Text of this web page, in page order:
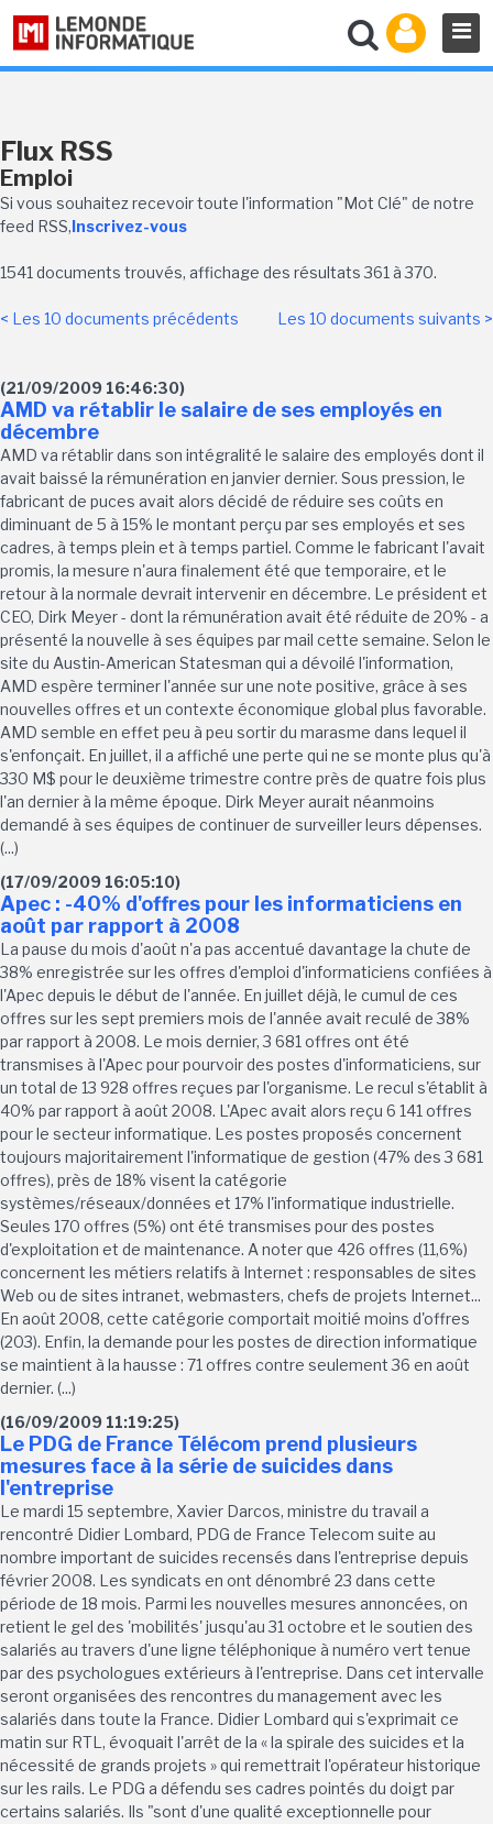
Flux RSS
Emploi
Si vous souhaitez recevoir toute l'information "Mot Clé" de notre
feed RSS,Inscrivez-vous
1541 documents trouvés, affichage des résultats 361 à 370.
< Les 10 documents précédents Les 10 documents suivants >
(21/09/2009 16:46:30)
AMD va rétablir le salaire de ses employés en
décembre
AMD va rétablir dans son intégralité le salaire des employés dont il
avait baissé la rémunération en janvier dernier. Sous pression, le
fabricant de puces avait alors décidé de réduire ses coûts en
diminuant de 5 à 15% le montant perçu par ses employés et ses
cadres, à temps plein et à temps partiel. Comme le fabricant l'avait
promis, la mesure n'aura finalement été que temporaire, et le
retour à la normale devrait intervenir en décembre. Le président et
CEO, Dirk Meyer - dont la rémunération avait été réduite de 20% - a
présenté la nouvelle à ses équipes par mail cette semaine. Selon le
site du Austin-American Statesman qui a dévoilé l'information,
AMD espère terminer l'année sur une note positive, grâce à ses
nouvelles offres et un contexte économique global plus favorable.
AMD semble en effet peu à peu sortir du marasme dans lequel il
s'enfonçait. En juillet, il a affiché une perte qui ne se monte plus qu'à
330 M$ pour le deuxième trimestre contre près de quatre fois plus
l'an dernier à la même époque. Dirk Meyer aurait néanmoins
demandé à ses équipes de continuer de surveiller leurs dépenses.
(...)
(17/09/2009 16:05:10)
Apec : -40% d'offres pour les informaticiens en
août par rapport à 2008
La pause du mois d'août n'a pas accentué davantage la chute de
38% enregistrée sur les offres d'emploi d'informaticiens confiées à
l'Apec depuis le début de l'année. En juillet déjà, le cumul de ces
offres sur les sept premiers mois de l'année avait reculé de 38%
par rapport à 2008. Le mois dernier, 3 681 offres ont été
transmises à l'Apec pour pourvoir des postes d'informaticiens, sur
un total de 13 928 offres reçues par l'organisme. Le recul s'établit à
40% par rapport à août 2008. L'Apec avait alors reçu 6 141 offres
pour le secteur informatique. Les postes proposés concernent
toujours majoritairement l'informatique de gestion (47% des 3 681
offres), près de 18% visent la catégorie
systèmes/réseaux/données et 17% l'informatique industrielle.
Seules 170 offres (5%) ont été transmises pour des postes
d'exploitation et de maintenance. A noter que 426 offres (11,6%)
concernent les métiers relatifs à Internet : responsables de sites
Web ou de sites intranet, webmasters, chefs de projets Internet...
En août 2008, cette catégorie comportait moitié moins d'offres
(203). Enfin, la demande pour les postes de direction informatique
se maintient à la hausse : 71 offres contre seulement 36 en août
dernier. (...)
(16/09/2009 11:19:25)
Le PDG de France Télécom prend plusieurs
mesures face à la série de suicides dans
l'entreprise
Le mardi 15 septembre, Xavier Darcos, ministre du travail a
rencontré Didier Lombard, PDG de France Telecom suite au
nombre important de suicides recensés dans l'entreprise depuis
février 2008. Les syndicats en ont dénombré 23 dans cette
période de 18 mois. Parmi les nouvelles mesures annoncées, on
retient le gel des 'mobilités' jusqu'au 31 octobre et le soutien des
salariés au travers d'une ligne téléphonique à numéro vert tenue
par des psychologues extérieurs à l'entreprise. Dans cet intervalle
seront organisées des rencontres du management avec les
salariés dans toute la France. Didier Lombard qui s'exprimait ce
matin sur RTL, évoquait l'arrêt de la « la spirale des suicides et la
nécessité de grands projets » qui remettrait l'opérateur historique
sur les rails. Le PDG a défendu ses cadres pointés du doigt par
certains salariés. Ils "sont d'une qualité exceptionnelle pour